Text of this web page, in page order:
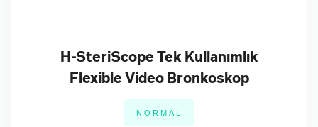
Yüksek görüntü kalitesi, ergonomik ve hafif kullanıcı
H-SteriScope Tek Kullanımlık
Flexible Video Bronkoskop
NORMAL